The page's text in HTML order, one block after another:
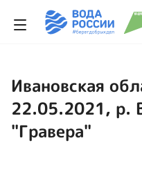
Ивановская
22.05.2021, р.
"Гравера"